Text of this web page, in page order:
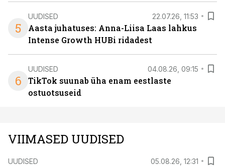
5
UUDISED 22.07.26, 11:53
Aasta juhatuses: Anna-Liisa Laas lahkus
Intense Growth HUBi ridadest
6
UUDISED 04.08.26, 09:15
TikTok suunab üha enam eestlaste
ostuotsuseid
VIIMASED UUDISED
UUDISED 05.08.26, 12:31